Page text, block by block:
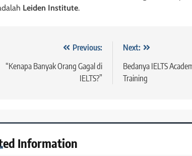
Leiden Institute.
Previous:
“Kenapa Banyak Orang Gagal di
IELTS?”
Next:
Bedanya IELTS
Training
Information